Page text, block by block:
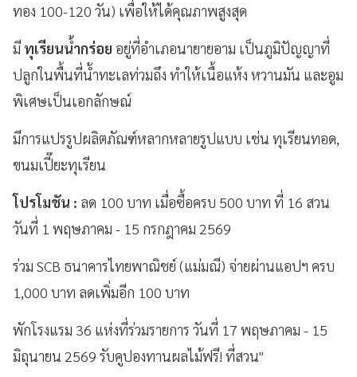
ทอง 100-120 วัน) เพื่อให้ได้คุณภาพสูงสุด
มี ทุเรียนน้ำกร่อย อยู่ที่อำเภอนายายอาม เป็นภูมิปัญญาที่
ปลูกในพื้นที่น้ำทะเลท่วมถึง ทำให้เนื้อแห้ง หวานมัน และอูม
พิเศษเป็นเอกลักษณ์
มีการแปรรูปผลิตภัณฑ์หลากหลายรูปแบบ เช่น ทุเรียนทอด,
ขนมเปี๊ยะทุเรียน
โปรโมชัน : ลด 100 บาท เมื่อซื้อครบ 500 บาท ที่ 16 สวน
วันที่ 1 พฤษภาคม - 15 กรกฎาคม 2569
ร่วม SCB ธนาคารไทยพาณิชย์ (แม่มณี) จ่ายผ่านแอปฯ ครบ
1,000 บาท ลดเพิ่มอีก 100 บาท
พักโรงแรม 36 แห่งที่ร่วมรายการ วันที่ 17 พฤษภาคม - 15
มิถุนายน 2569 รับคูปองทานผลไม้ฟรี! ที่สวน"